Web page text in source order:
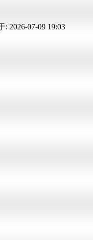
: 2026-07-09 19:03